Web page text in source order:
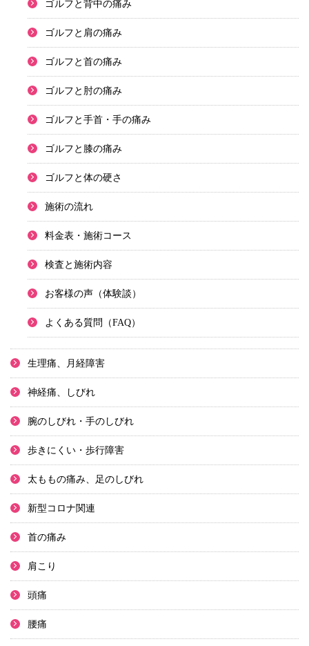
ゴルフと背中の痛み
ゴルフと肩の痛み
ゴルフと首の痛み
ゴルフと肘の痛み
ゴルフと手首・手の痛み
ゴルフと膝の痛み
ゴルフと体の硬さ
施術の流れ
料金表・施術コース
検査と施術内容
お客様の声（体験談）
よくある質問（FAQ）
生理痛、月経障害
神経痛、しびれ
腕のしびれ・手のしびれ
歩きにくい・歩行障害
太ももの痛み、足のしびれ
新型コロナ関連
首の痛み
肩こり
頭痛
腰痛